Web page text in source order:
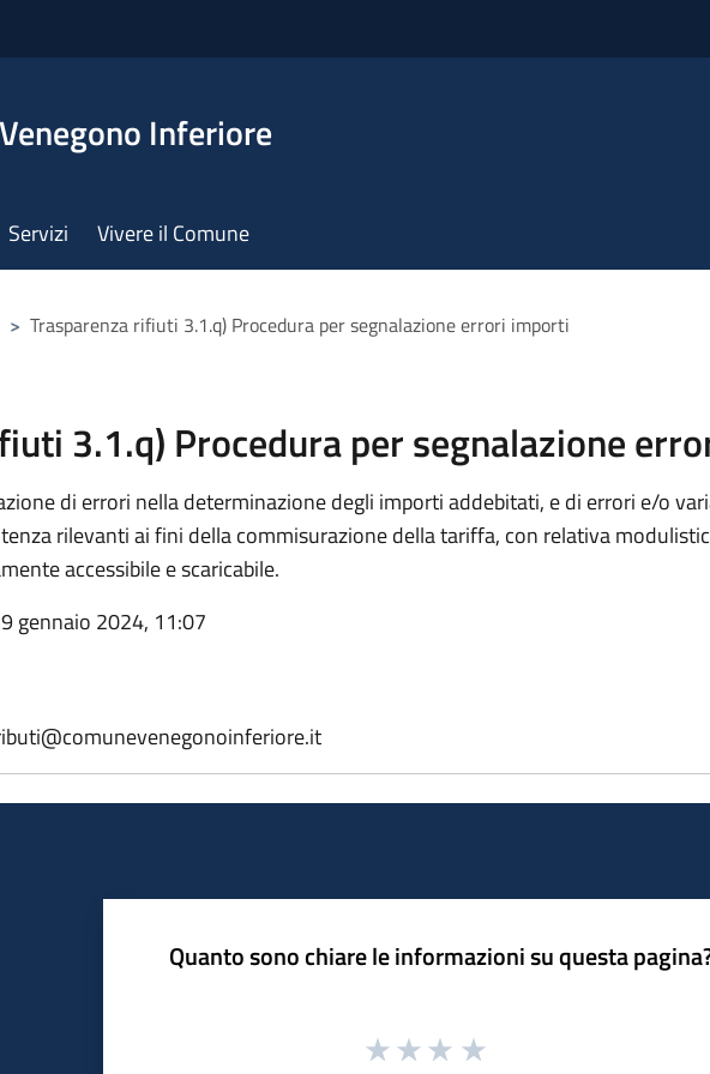
Inferiore
Servizi Vivere il Comune
> Trasparenza rifiuti 3.1.q) Procedura per segnalazione errori importi
3.1.q) Procedura per segnalazione
di errori nella determinazione degli importi addebitati, e di errori e/o
rilevanti ai fini della commisurazione della tariffa, con relativa
accessibile e scaricabile.
gennaio 2024, 11:07
Quanto sono chiare le informazioni su questa